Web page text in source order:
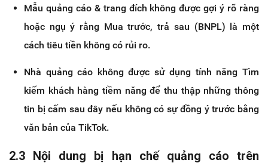
Mẫu quảng cáo & trang đích không được gợi ý rõ ràng
hoặc ngụ ý rằng Mua trước, trả sau (BNPL) là một
cách tiêu tiền không có rủi ro.
Nhà quảng cáo không được sử dụng tính năng Tìm
kiếm khách hàng tiềm năng để thu thập những thông
tin bị cấm sau đây nếu không có sự đồng ý trước bằng
văn bản của TikTok.
2.3 Nội dung bị hạn chế quảng cáo trên